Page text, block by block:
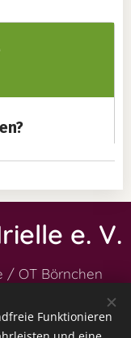
e. V.
/ OT Börnchen
Vereinssatzung|
|
Funktionieren